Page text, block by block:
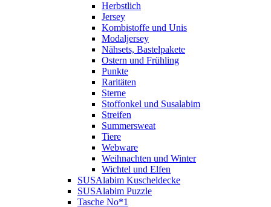
Herbstlich
Jersey
Kombistoffe und Unis
Modaljersey
Nähsets, Bastelpakete
Ostern und Frühling
Punkte
Raritäten
Sterne
Stoffonkel und Susalabim
Streifen
Summersweat
Tiere
Webware
Weihnachten und Winter
Wichtel und Elfen
SUSAlabim Kuscheldecke
SUSAlabim Puzzle
Tasche No*1